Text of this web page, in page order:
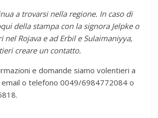
a trovarsi nella regione. In caso di
della stampa con la signora Jelpke o
Rojava e ad Erbil e Sulaimaniyya,
creare un contatto.
e domande siamo volentieri a
email o telefono 0049/6984772084 o